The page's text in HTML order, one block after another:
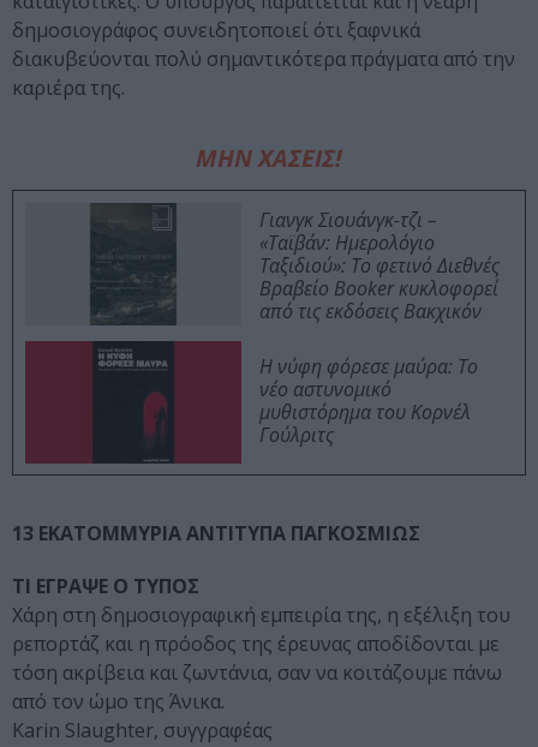
δημοσιογράφος συνειδητοποιεί ότι ξαφνικά
διακυβεύονται πολύ σημαντικότερα πράγματα από την
καριέρα της.
ΜΗΝ ΧΑΣΕΙΣ!
Γιανγκ Σιουάνγκ-τζι –
«Ταϊβάν: Ημερολόγιο
Ταξιδιού»: Το φετινό Διεθνές
Βραβείο Booker κυκλοφορεί
από τις εκδόσεις Βακχικόν
Η νύφη φόρεσε μαύρα: Το
νέο αστυνομικό
μυθιστόρημα του Κορνέλ
Γούλριτς
13 ΕΚΑΤΟΜΜΥΡΙΑ ΑΝΤΙΤΥΠΑ ΠΑΓΚΟΣΜΙΩΣ
ΤΙ ΕΓΡΑΨΕ Ο ΤΥΠΟΣ
Χάρη στη δημοσιογραφική εμπειρία της, η εξέλιξη του
ρεπορτάζ και η πρόοδος της έρευνας αποδίδονται με
τόση ακρίβεια και ζωντάνια, σαν να κοιτάζουμε πάνω
από τον ώμο της Άνικα.
Karin Slaughter, συγγραφέας